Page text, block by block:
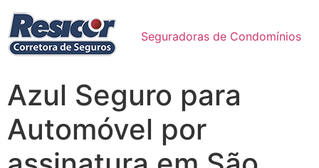
Seguradoras de Condomínios
Azul Seguro para
Automóvel por